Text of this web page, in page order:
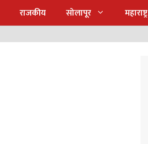
राजकीय सोलापूर महाराष्ट्र